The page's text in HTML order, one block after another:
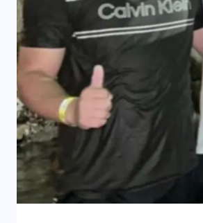
asistir a toma
6